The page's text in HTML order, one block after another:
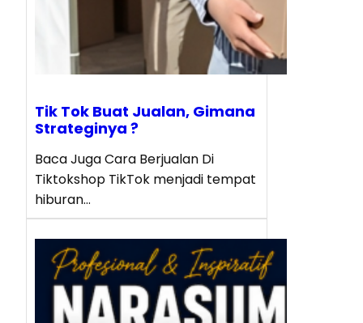
Tik Tok Buat Jualan, Gimana
Strateginya ?
Baca Juga Cara Berjualan Di
Tiktokshop TikTok menjadi tempat
hiburan…